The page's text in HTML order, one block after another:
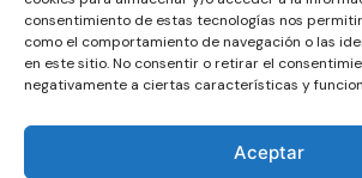
consentimiento de estas tecnologías nos
como el comportamiento de navegación o las
en este sitio. No consentir o retirar el
negativamente a ciertas características y
Aceptar
Los logotipos y marcas son
identificarla, no gestionamos
somos un servicio técnico